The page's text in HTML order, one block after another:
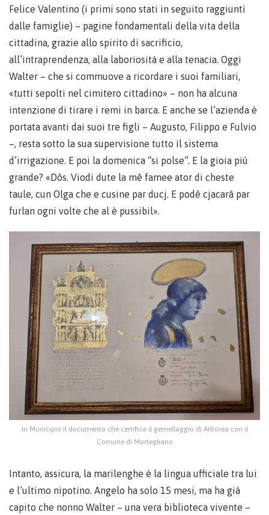
Felice Valentino (i primi sono stati in seguito raggiunti
dalle famiglie) – pagine fondamentali della vita della
cittadina, grazie allo spirito di sacrificio,
all’intraprendenza, alla laboriosità e alla tenacia. Oggi
Walter – che si commuove a ricordare i suoi familiari,
«tutti sepolti nel cimitero cittadino» – non ha alcuna
intenzione di tirare i remi in barca. E anche se l’azienda è
portata avanti dai suoi tre figli – Augusto, Filippo e Fulvio
–, resta sotto la sua supervisione tutto il sistema
d’irrigazione. E poi la domenica “si polse”. E la gioia più
grande? «Dôs. Viodi dute la mê famee ator di cheste
taule, cun Olga che e cusine par ducj. E podê cjacarâ par
furlan ogni volte che al è pussibil».
In Municipio il documento che certifica il gemellaggio di Arborea con il
Comune di Mortegliano
Intanto, assicura, la marilenghe è la lingua ufficiale tra lui
e l’ultimo nipotino. Angelo ha solo 15 mesi, ma ha già
capito che nonno Walter – una vera biblioteca vivente –